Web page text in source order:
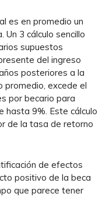
es en promedio un
3 cálculo sencillo
supuestos
del ingreso
posteriores a la
promedio, excede el
por becario para
hasta 9%. Este cálculo
de la tasa de retorno
de efectos
positivo de la beca
que parece tener